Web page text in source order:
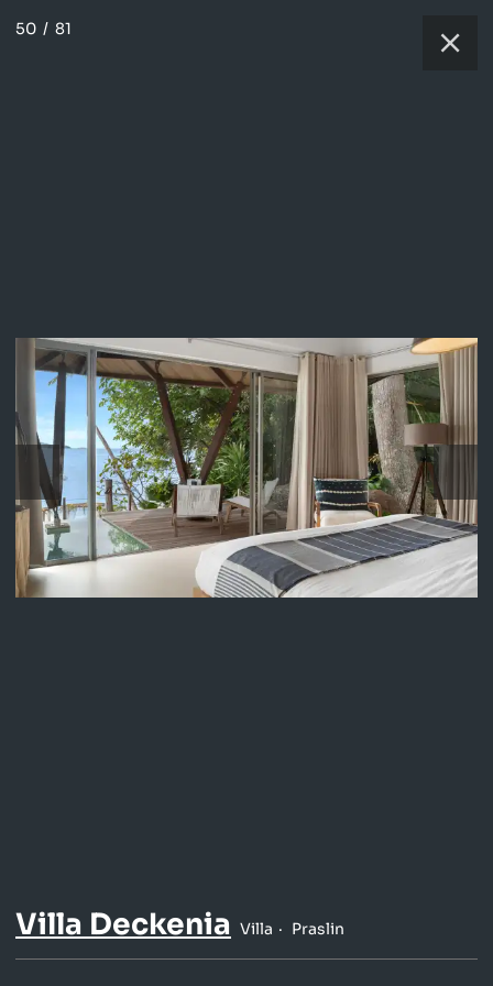
50 / 81
Villa Deckenia Villa Praslin